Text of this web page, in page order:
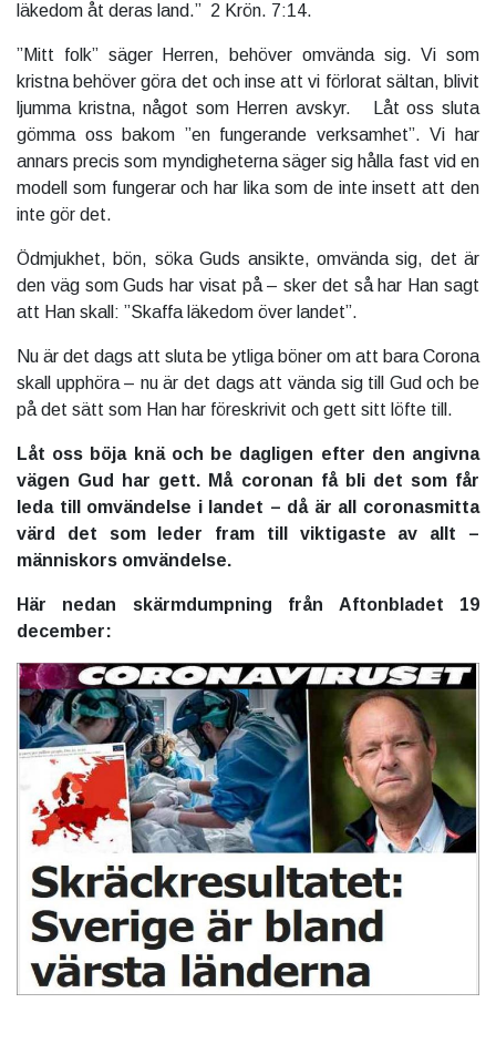
läkedom åt deras land.” 2 Krön. 7:14.
”Mitt folk” säger Herren, behöver omvända sig. Vi som
kristna behöver göra det och inse att vi förlorat sältan, blivit
ljumma kristna, något som Herren avskyr. Låt oss sluta
gömma oss bakom ”en fungerande verksamhet”. Vi har
annars precis som myndigheterna säger sig hålla fast vid en
modell som fungerar och har lika som de inte insett att den
inte gör det.
Ödmjukhet, bön, söka Guds ansikte, omvända sig, det är
den väg som Guds har visat på – sker det så har Han sagt
att Han skall: ”Skaffa läkedom över landet”.
Nu är det dags att sluta be ytliga böner om att bara Corona
skall upphöra – nu är det dags att vända sig till Gud och be
på det sätt som Han har föreskrivit och gett sitt löfte till.
Låt oss böja knä och be dagligen efter den angivna
vägen Gud har gett. Må coronan få bli det som får
leda till omvändelse i landet – då är all coronasmitta
värd det som leder fram till viktigaste av allt –
människors omvändelse.
Här nedan skärmdumpning från Aftonbladet 19
december: